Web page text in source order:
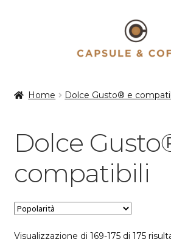
Home Dolce Gusto® e
Dolce
compatibili
Visualizzazione di 169-175 di 175